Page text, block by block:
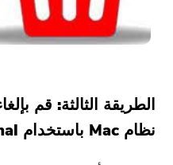
نظام Mac باستخدام Terminal